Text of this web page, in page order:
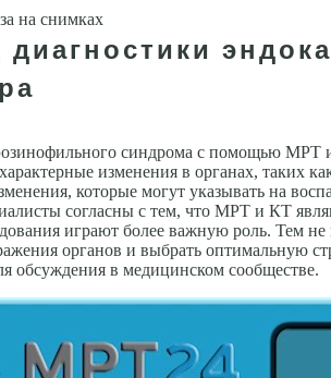
на снимках
диагностики
синдрома с помощью МРТ
изменения в органах, таких
которые могут указывать на
согласны с тем, что МРТ и КТ
играют более важную роль. Тем
органов и выбрать оптимальную
обсуждения в медицинском сообществе.